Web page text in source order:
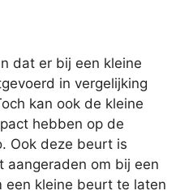
dat er bij een kleine
in vergelijking
kan ook de kleine
hebben op de
Ook deze beurt is
aangeraden om bij een
een kleine beurt te laten